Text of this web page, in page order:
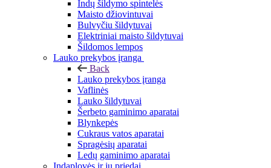
Indų šildymo spintelės
Maisto džiovintuvai
Bulvyčiu šildytuvai
Elektriniai maisto šildytuvai
Šildomos lempos
Lauko prekybos įranga
Back
Lauko prekybos įranga
Vaflinės
Lauko šildytuvai
Šerbeto gaminimo aparatai
Blynkepės
Cukraus vatos aparatai
Spragėsių aparatai
Ledų gaminimo aparatai
Indaplovės ir jų priedai